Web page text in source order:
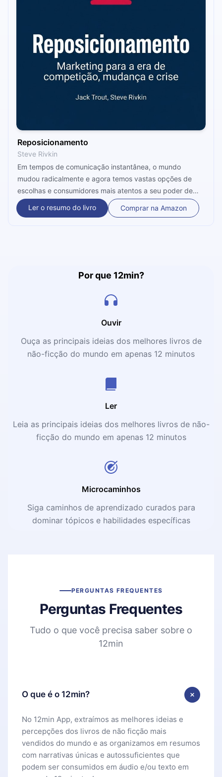
Reposicionamento
Steve Rivkin
Em tempos de comunicação instantânea, o mundo
mudou radicalmente e agora temos vastas opções de
escolhas e consumidores mais atentos a seu poder de
decisão. Nesta obra, a lição principal tem a ver com
renovação das estratégias de abordagem do público-
estar para ganhar atenção em mercados competitivos.
Ler o resumo do livro Comprar na Amazon
Por que 12min?
Ouvir
Ouça as principais ideias dos melhores livros de
não-ficção do mundo em apenas 12 minutos
Ler
Leia as principais ideias dos melhores livros de não-
ficção do mundo em apenas 12 minutos
Microcaminhos
Siga caminhos de aprendizado curados para
dominar tópicos e habilidades específicas
PERGUNTAS FREQUENTES
Perguntas Frequentes
Tudo o que você precisa saber sobre o
12min
O que é o 12min?
No 12min App, extraímos as melhores ideias e
percepções dos livros de não ficção mais
vendidos do mundo e as organizamos em resumos
com narrativas únicas e autossuficientes que
podem ser consumidos em áudio e/ou texto em